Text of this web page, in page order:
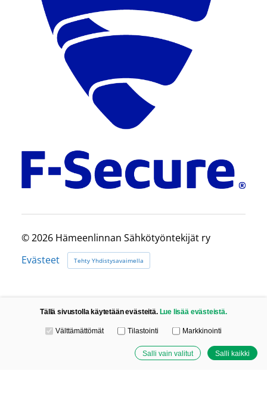
©2026 Hämeenlinnan Sähkötyöntekijät ry
Evästeet
Tehty Yhdistysavaimella
Tällä sivustolla käytetään evästeitä. Lue lisää evästeistä.
Valitse käytettävät evästeet
Välttämättömät Tilastointi Markkinointi
Salli vain valitut Salli kaikki